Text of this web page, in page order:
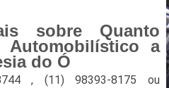
sobre Quanto
Automobilístico a
do Ó
, (11) 98393-8175 ou